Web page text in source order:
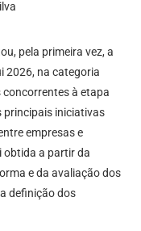
pela primeira vez, a
2026, na categoria
concorrentes à etapa
principais iniciativas
empresas e
obtida a partir da
e da avaliação dos
definição dos